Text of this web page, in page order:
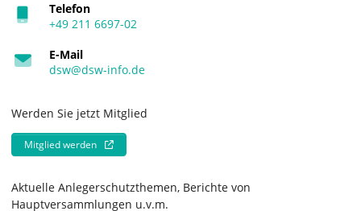
Telefon
+49 211 6697-02
E-Mail
dsw@dsw-info.de
Werden Sie jetzt Mitglied
Mitglied werden
Aktuelle Anlegerschutzthemen, Berichte von
Hauptversammlungen u.v.m.